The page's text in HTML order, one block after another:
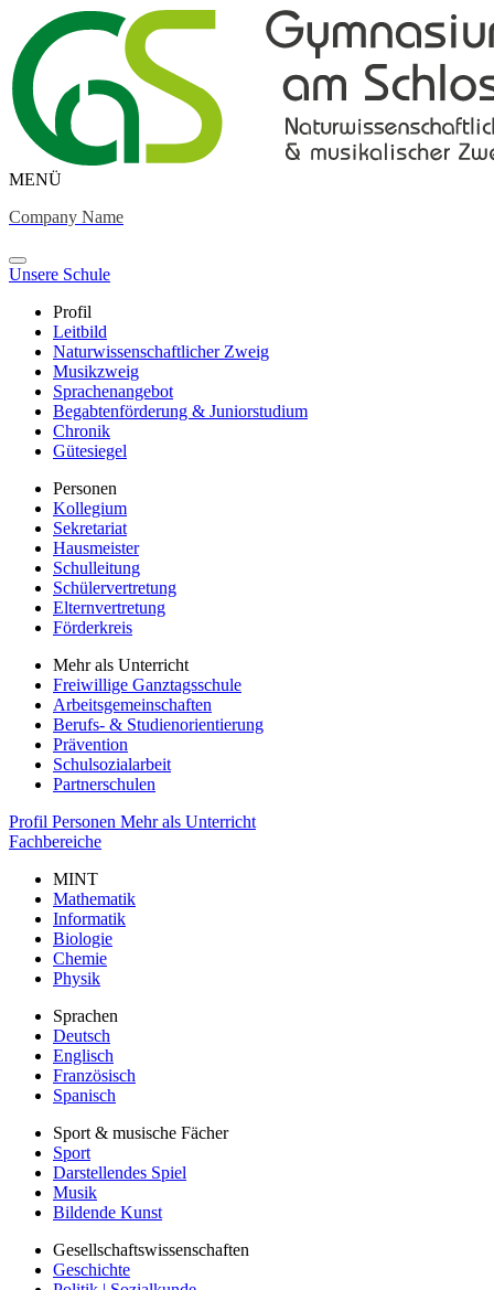
MENÜ
Company Name
Unsere Schule
Profil
Leitbild
Naturwissenschaftlicher Zweig
Musikzweig
Sprachenangebot
Begabtenförderung & Juniorstudium
Chronik
Gütesiegel
Personen
Kollegium
Sekretariat
Hausmeister
Schulleitung
Schülervertretung
Elternvertretung
Förderkreis
Mehr als Unterricht
Freiwillige Ganztagsschule
Arbeitsgemeinschaften
Berufs- & Studienorientierung
Prävention
Schulsozialarbeit
Partnerschulen
Profil Personen Mehr als Unterricht
Fachbereiche
MINT
Mathematik
Informatik
Biologie
Chemie
Physik
Sprachen
Deutsch
Englisch
Französisch
Spanisch
Sport & musische Fächer
Sport
Darstellendes Spiel
Musik
Bildende Kunst
Gesellschaftswissenschaften
Geschichte